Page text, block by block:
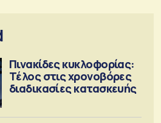
Πινακίδες κυκλοφορίας:
Τέλος στις χρονοβόρες
διαδικασίες κατασκευής